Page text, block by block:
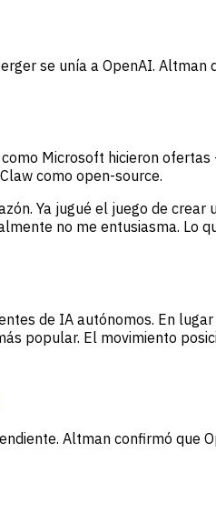
se unía a OpenAI.
Microsoft hicieron
como open-source.
Ya jugué el juego de
no me entusiasma. Lo
de IA autónomos. En
popular. El movimiento
Altman confirmó